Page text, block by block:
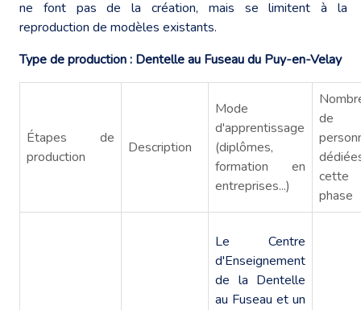
ne font pas de la création, mais se limitent à la
reproduction de modèles existants.
Type de production : Dentelle au Fuseau du Puy-en-Velay
Étapes de
production
Description
Mode
d'apprentissage
(diplômes,
formation en
entreprises...)
de
cette
phase
Le Centre
d'Enseignement
de la Dentelle
au Fuseau et un